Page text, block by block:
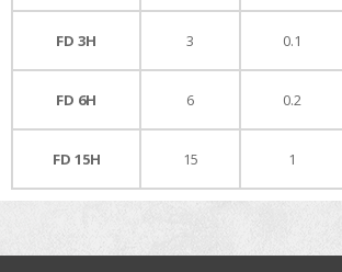
FD 3H 3 0.1
FD 6H 6 0.2
FD 15H 15 1